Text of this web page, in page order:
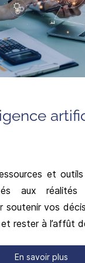
et
aux réalités
soutenir vos
rester à l’affût
En savoir plus